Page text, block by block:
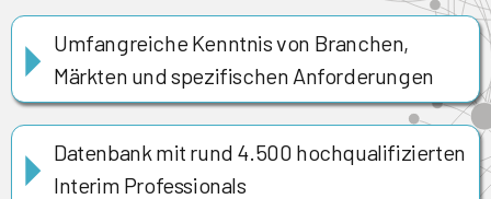
Umfangreiche Kenntnis von Branchen,
Märkten und spezifischen Anforderungen
Datenbank mit rund 4.500 hochqualifizierten
Interim Professionals